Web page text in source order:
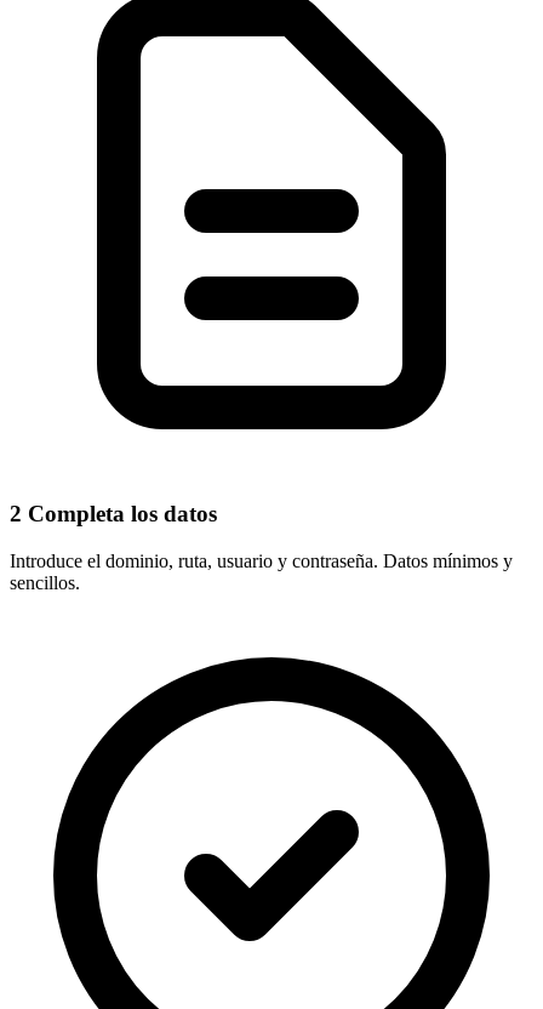
2 Completa los datos
Introduce el dominio, ruta, usuario y contraseña. Datos mínimos y
sencillos.